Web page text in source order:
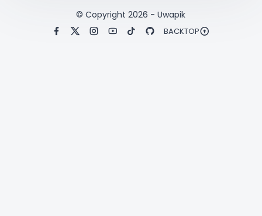
© Copyright2026 -Uwapik
BACKTOP